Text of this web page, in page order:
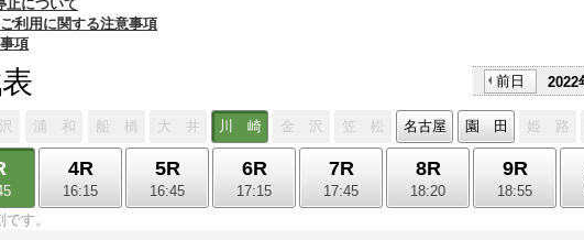
止について
利用に関する注意事項
項
前日 2022
浦 和 船 橋 大 井 川 崎 金 沢 笠 松 名古屋 園 田 姫 路
4R
16:15
5R
16:45
6R
17:15
7R
17:45
8R
18:20
9R
18:55
す。